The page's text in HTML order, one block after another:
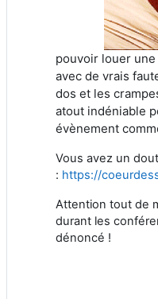
pouvoir louer
avec de vrais
dos et les
atout indéniable
évènement
Vous avez un
: https://
Attention tout de
durant les
dénoncé !